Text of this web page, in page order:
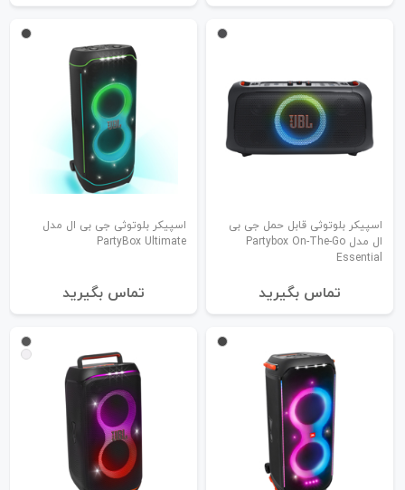
اسپیکر بلوتوثی قابل حمل جی بی
ال مدل Partybox On-The-Go
Essential
تماس بگیرید
اسپیکر بلوتوثی جی بی ال مدل
PartyBox Ultimate
تماس بگیرید